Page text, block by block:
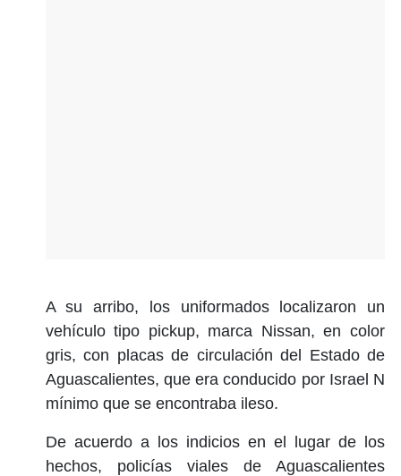
A su arribo, los uniformados localizaron un
vehículo tipo pickup, marca Nissan, en color
gris, con placas de circulación del Estado de
Aguascalientes, que era conducido por Israel N
mínimo que se encontraba ileso.
De acuerdo a los indicios en el lugar de los
hechos, policías viales de Aguascalientes